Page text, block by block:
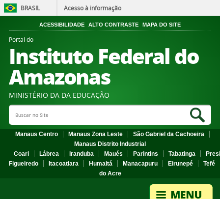
BRASIL Acesso à informação
ACESSIBILIDADE ALTO CONTRASTE MAPA DO SITE
Portal do
Instituto Federal do
Amazonas
MINISTÉRIO DA DA EDUCAÇÃO
Search Site
Manaus Centro Manaus Zona Leste
São Gabriel da Cachoeira
Manaus Distrito Industrial
Coari
Lábrea Iranduba Maués Parintins Tabatinga
Figueiredo
Itacoatiara Humaitá Manacapuru Eirunepé
Tefé
do Acre